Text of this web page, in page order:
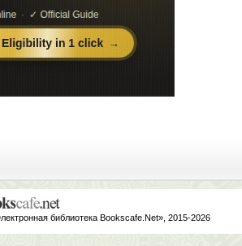
библиотека Bookscafe.Net», 2015-2026